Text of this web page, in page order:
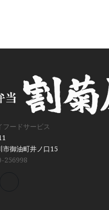
フードサービス
市御油町井ノ口15
256998